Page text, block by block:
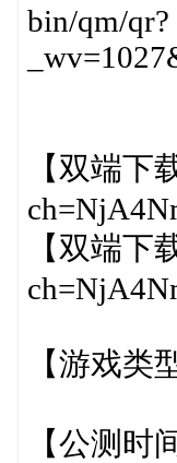
bin/qm/qr?
【双端下
【双端下
【游戏类
【公测时